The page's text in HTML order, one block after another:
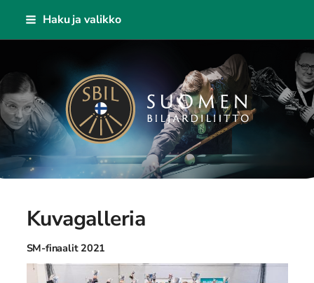
Siirry
Haku ja valikko
Suomen Biljardiliitto ry
Kuvagalleria
SM-finaalit 2021